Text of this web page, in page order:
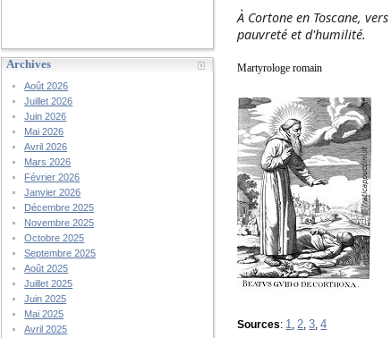
Archives
Août 2026
Juillet 2026
Juin 2026
Mai 2026
Avril 2026
Mars 2026
Février 2026
Janvier 2026
Décembre 2025
Novembre 2025
Octobre 2025
Septembre 2025
Août 2025
Juillet 2025
Juin 2025
Mai 2025
Avril 2025
À Cortone en Toscane,
pauvreté et d'humilité.
Martyrologe romain
Sources: 1 2 ,3 ,4